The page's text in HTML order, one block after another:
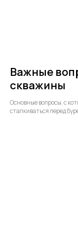
Важные
скважины
Основные вопросы, с
сталкиваться перед